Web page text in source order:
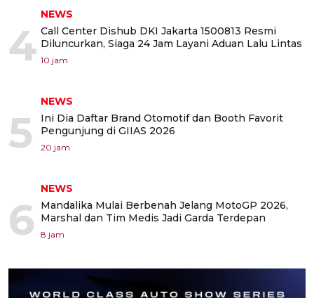
4
NEWS
Call Center Dishub DKI Jakarta 1500813 Resmi
Diluncurkan, Siaga 24 Jam Layani Aduan Lalu Lintas
10 jam
5
NEWS
Ini Dia Daftar Brand Otomotif dan Booth Favorit
Pengunjung di GIIAS 2026
20 jam
6
NEWS
Mandalika Mulai Berbenah Jelang MotoGP 2026,
Marshal dan Tim Medis Jadi Garda Terdepan
8 jam